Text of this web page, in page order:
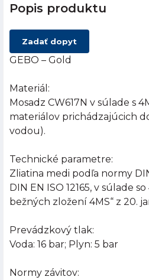
Popis produktu
Zadať dopyt
GEBO – Gold
Materiál:
Mosadz CW617N v súlade s
materiálov prichádzajúcich
vodou).
Technické parametre:
Zliatina medi podľa normy
DIN EN ISO 12165, v súlade
bežných zložení 4MS“ z 20.
Prevádzkový tlak:
Voda: 16 bar; Plyn: 5 bar
Normy závitov: